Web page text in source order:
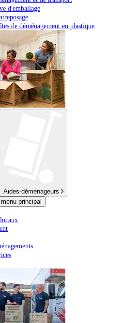
d'emballage
de déménagement en plastique
Aides-déménageurs
principal